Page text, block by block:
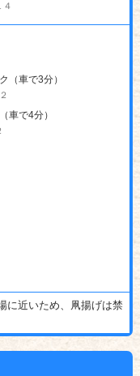
４
（車で3分）
車で4分）
に近いため、凧揚げは禁